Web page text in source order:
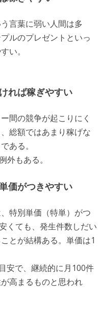
言葉に弱い人間は多
ルのプレゼントといっ
い。
れば稼ぎやすい
間の競争が起こりにく
総額ではあまり稼げな
ある。
もある。
価がつきやすい
特別単価（特単）がつ
くても、発生件数しだい
とが結構ある。単価は1
安で、継続的に月100件
高まるものと思われ